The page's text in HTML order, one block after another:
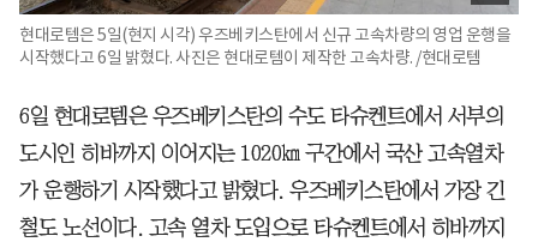
현대로템은 5일(현지 시각) 우즈베키스탄에서 신규 고속차량의 영업 운행을
시작했다고 6일 밝혔다. 사진은 현대로템이 제작한 고속차량. /현대로템
6일 현대로템은 우즈베키스탄의 수도 타슈켄트에서 서부의
도시인 히바까지 이어지는 1020㎞ 구간에서 국산 고속열차
가 운행하기 시작했다고 밝혔다. 우즈베키스탄에서 가장 긴
철도 노선이다. 고속 열차 도입으로 타슈켄트에서 히바까지